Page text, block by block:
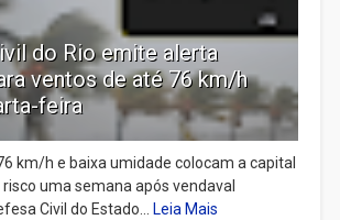
do Rio emite alerta
ventos de até 76 km/h
feira
km/h e baixa umidade colocam a capital
uma semana após vendaval
Civil do Estado... Leia Mais